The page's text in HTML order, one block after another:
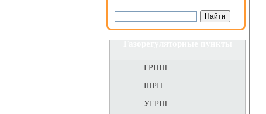
ГРПШ
ШРП
УГРШ